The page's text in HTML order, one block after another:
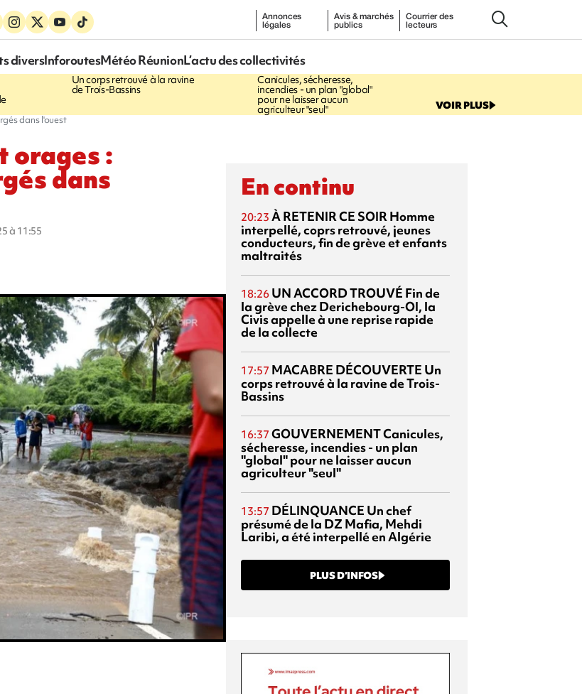
Annonces
légales
Avis & marchés
publics
Courrier des
lecteurs
diversInforoutesMétéo RéunionL’actu des collectivités
17:57
MACABRE DÉCOUVERTE
Un corps retrouvé à la ravine
de Trois-Bassins
16:37
GOUVERNEMENT
Canicules, sécheresse,
incendies - un plan "global"
pour ne laisser aucun
agriculteur "seul" VOIR PLUS
dans l'ouest
orages :
dans
à 11:55
En continu
20:23 À RETENIR CE SOIRHomme
interpellé, coprs retrouvé, jeunes
conducteurs, fin de grève et enfants
maltraités
18:26 UN ACCORD TROUVÉ Fin de
la grève chez Derichebourg-OI, la
Civis appelle à une reprise rapide
de la collecte
17:57 MACABRE DÉCOUVERTE Un
corps retrouvé à la ravine de Trois-
Bassins
16:37 GOUVERNEMENTCanicules,
sécheresse, incendies - un plan
"global" pour ne laisser aucun
agriculteur "seul"
13:57 DÉLINQUANCE Un chef
présumé de la DZ Mafia, Mehdi
Laribi, a été interpellé en Algérie
PLUS D’INFOS